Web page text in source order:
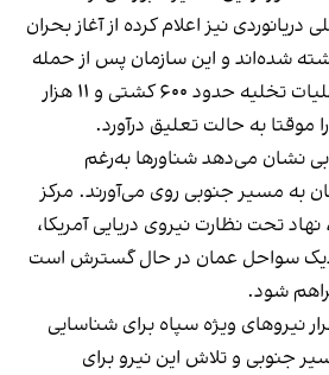
دریانوردی نیز اعلام کرده از آغاز بحران
دریانورد کشته شده‌اند و این سازمان پس از حمله
به کشتی سنگاپوری، عملیات تخلیه حدود ۶۰۰ کشتی و ۱۱ هزار
موقتا به حالت تعلیق درآورد.
نشان می‌دهد شناورها به‌رغم
به مسیر جنوبی روی می‌آورند. مرکز
تحت نظارت نیروی دریایی آمریکا،
سواحل عمان در حال گسترش است
شود.
نیروهای ویژه سپاه برای شناسایی
جنوبی و تلاش این نیرو برای